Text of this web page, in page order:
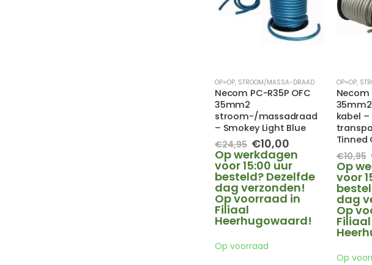
OP=OP, STROOM/MASSA-DRAAD
Necom PC-R35P OFC
35mm2
stroom-/massadraad
– Smokey Light Blue
€24,95 Oorspronkelijke
prijs
was:
€24,95.
€10,00
prijs
is:
€10,00.
Op werkdagen
voor 15:00 uur
besteld? Dezelfde
dag verzonden!
Op voorraad in
Filiaal
Heerhugowaard!
Op voorraad
OP=OP,
Necom
kabel –
Tinned
€10,95
Op
voor
dag
Op
Filiaal
Op